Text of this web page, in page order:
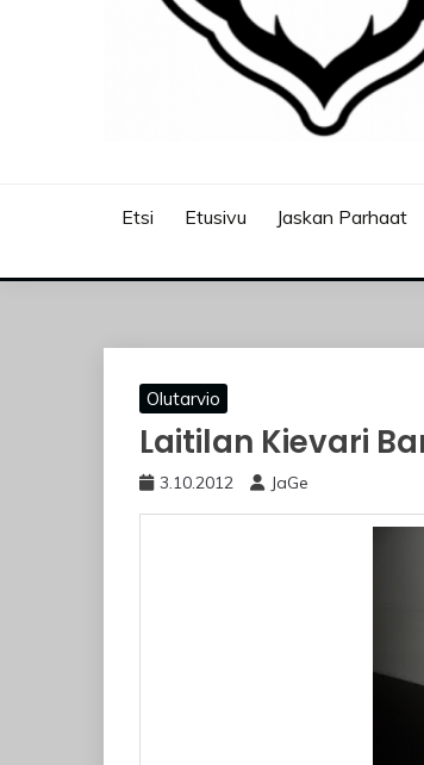
Etsi Etusivu Jaskan Parhaat
Olutarvio
Laitilan Kievari
3.10.2012 JaGe